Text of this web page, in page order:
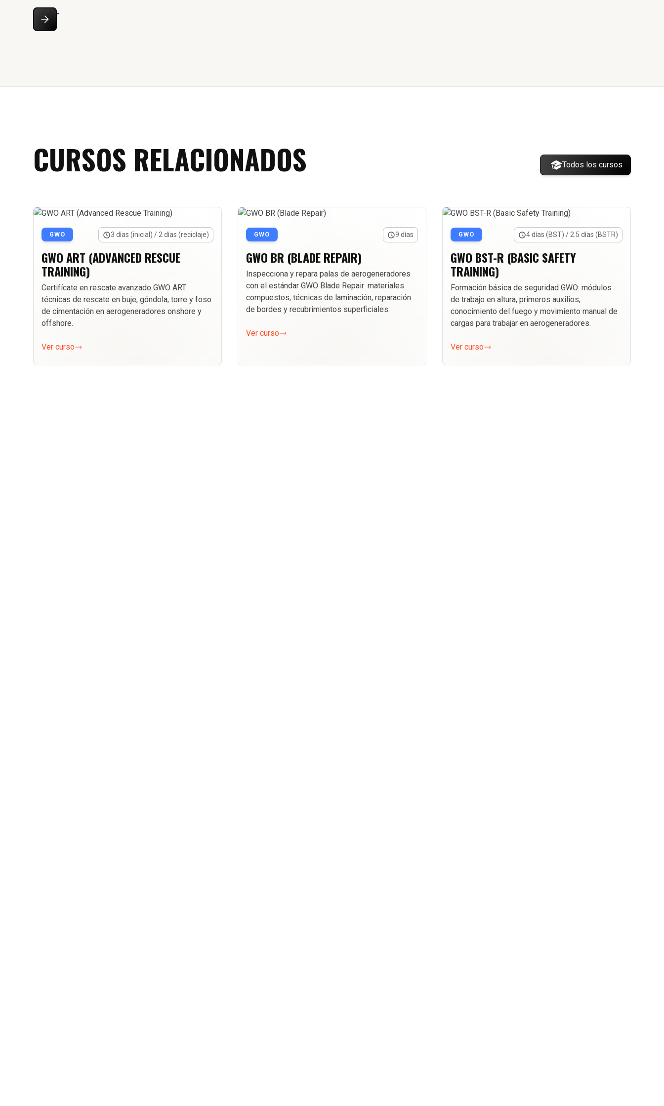
CURSOS RELACIONADOS Todos los cursos
GWO 3 días (inicial) / 2 días (reciclaje)
GWO ART (ADVANCED RESCUE
TRAINING)
Certifícate en rescate avanzado GWO ART:
técnicas de rescate en buje, góndola, torre y foso
de cimentación en aerogeneradores onshore y
offshore.
Ver curso
GWO 9 días
GWO BR (BLADE REPAIR)
Inspecciona y repara palas de aerogeneradores
con el estándar GWO Blade Repair: materiales
compuestos, técnicas de laminación, reparación
de bordes y recubrimientos superficiales.
Ver curso
GWO 4 días (BST) / 2.5 días (BSTR)
GWO BST-R (BASIC SAFETY
TRAINING)
Formación básica de seguridad GWO: módulos
de trabajo en altura, primeros auxilios,
conocimiento del fuego y movimiento manual de
cargas para trabajar en aerogeneradores.
Ver curso